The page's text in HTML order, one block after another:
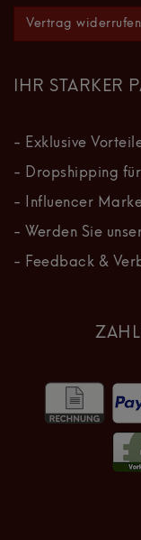
Vertrag widerrufen
IHR STARKER
- Exklusive
- Dropshipping
- Influencer
- Werden Sie
- Feedback &